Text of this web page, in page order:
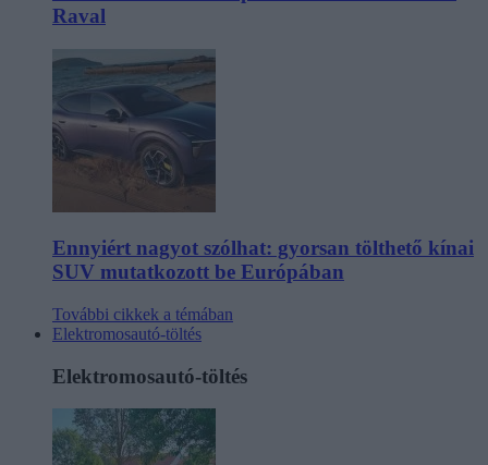
Raval
Ennyiért nagyot szólhat: gyorsan tölthető kínai
SUV mutatkozott be Európában
További cikkek a témában
Elektromosautó-töltés
Elektromosautó-töltés